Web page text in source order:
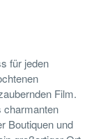
für jeden
Film.
charmanten
Boutiquen und